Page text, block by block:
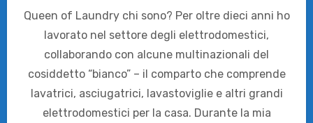
Queen of Laundry chi sono? Per oltre dieci anni ho
lavorato nel settore degli elettrodomestici,
collaborando con alcune multinazionali del
cosiddetto “bianco” – il comparto che comprende
lavatrici, asciugatrici, lavastoviglie e altri grandi
elettrodomestici per la casa. Durante la mia